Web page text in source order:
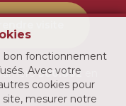
bon fonctionnement
Avec votre
cookies pour
mesurer notre
500.802